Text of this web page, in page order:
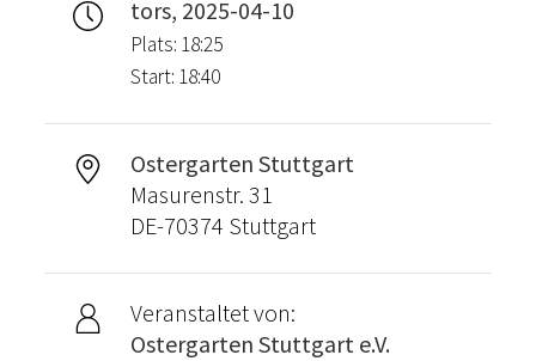
tors, 2025-04-10
Plats: 18:25
Start: 18:40
Ostergarten Stuttgart
Masurenstr. 31
DE-70374 Stuttgart
Veranstaltet von:
Ostergarten Stuttgart e.V.